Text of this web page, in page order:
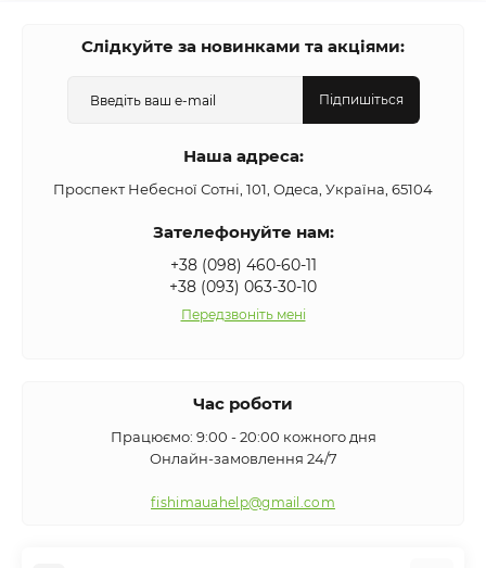
Слідкуйте за новинками та акціями:
Підпишіться
Наша адреса:
Проспект Небесної Сотні, 101, Одеса, Україна, 65104
Зателефонуйте нам:
+38 (098) 460-60-11
+38 (093) 063-30-10
Передзвоніть мені
Час роботи
Працюємо: 9:00 - 20:00 кожного дня
Онлайн-замовлення 24/7
fishimauahelp@gmail.com